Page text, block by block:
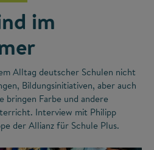
im
Alltag deutscher Schulen nicht
Bildungsinitiativen, aber auch
Farbe und andere
Interview mit Philipp
der Allianz für Schule Plus.